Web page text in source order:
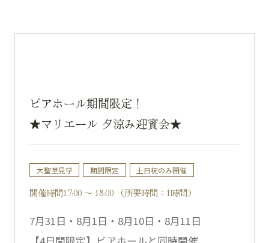
ビアホール期間限定！
★マリエール 夕涼み迎賓会★
大聖堂見学 期間限定 土日祝のみ開催
開催時間17:00 ～ 18:00 （所要時間：1時間）
7月31日・8月1日・8月10日・8月11日